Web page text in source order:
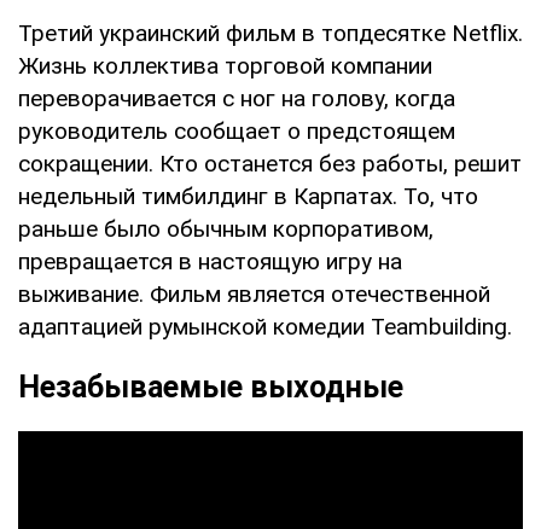
Третий украинский фильм в топдесятке Netflix.
Жизнь коллектива торговой компании
переворачивается с ног на голову, когда
руководитель сообщает о предстоящем
сокращении. Кто останется без работы, решит
недельный тимбилдинг в Карпатах. То, что
раньше было обычным корпоративом,
превращается в настоящую игру на
выживание. Фильм является отечественной
адаптацией румынской комедии Teambuilding.
Незабываемые выходные